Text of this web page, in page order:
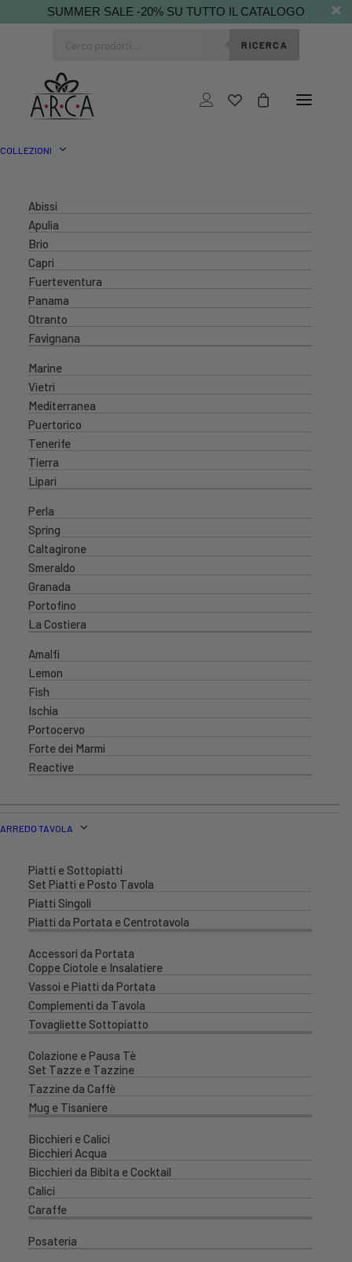
SUMMER SALE -20% SU TUTTO IL CATALOGO
RICERCA
COLLEZIONI
Abissi
Apulia
Brio
Capri
Fuerteventura
Panama
Otranto
Favignana
Marine
Vietri
Mediterranea
Puertorico
Tenerife
Tierra
Lipari
Perla
Spring
Caltagirone
Smeraldo
Granada
Portofino
La Costiera
Amalfi
Lemon
Fish
Ischia
Portocervo
Forte dei Marmi
Reactive
ARREDO TAVOLA
Piatti e Sottopiatti
Set Piatti e Posto Tavola
Piatti Singoli
Piatti da Portata e Centrotavola
Accessori da Portata
Coppe Ciotole e Insalatiere
Vassoi e Piatti da Portata
Complementi da Tavola
Tovagliette Sottopiatto
Colazione e Pausa Tè
Set Tazze e Tazzine
Tazzine da Caffè
Mug e Tisaniere
Bicchieri e Calici
Bicchieri Acqua
Bicchieri da Bibita e Cocktail
Calici
Caraffe
Posateria